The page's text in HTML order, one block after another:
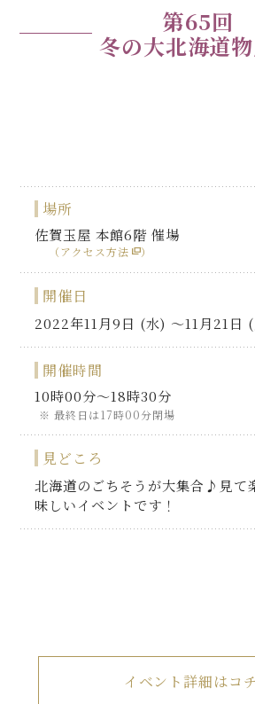
第65回
冬の大北海道
場所
佐賀玉屋 本館6階 催場
（アクセス方法 ）
開催日
2022年11月9日 (水) 〜11月21日
開催時間
10時00分～18時30分
最終日は17時00分閉場
見どころ
北海道のごちそうが大集合♪見て
味しいイベントです！
イベント詳細はコ